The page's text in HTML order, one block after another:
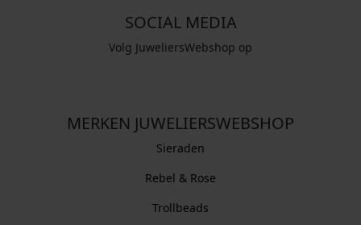
SOCIAL MEDIA
Volg JuweliersWebshop op
MERKEN JUWELIERSWEBSHOP
Sieraden
Rebel & Rose
Trollbeads